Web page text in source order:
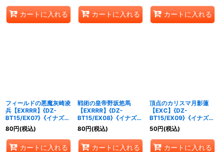
カートに入れる カートに入れる カートに入れる
フィールドの悪魔灰崎凌
兵【EXRRR】{DZ-
BT15/EX07}《イナズマ
イレブン》
80円(税込)
カートに入れる
戦術の皇帝野坂悠馬
【EXRRR】{DZ-
BT15/EX08}《イナズマ
イレブン》
80円(税込)
カートに入れる
頂点のカリスマ月影蓮
【EXC】{DZ-
BT15/EX09}《イナズマ
イレブン》
50円(税込)
カートに入れる